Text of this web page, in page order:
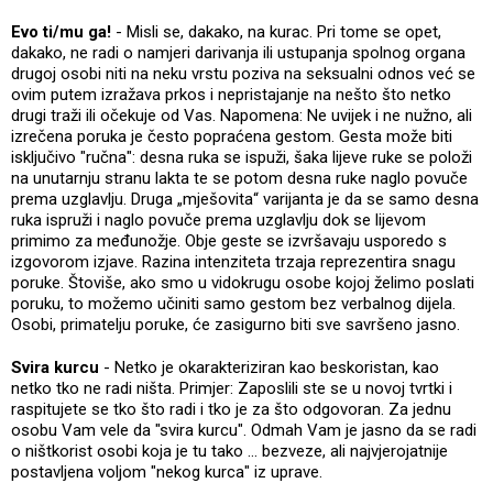
Evo ti/mu ga! - Misli se, dakako, na kurac. Pri tome se opet,
dakako, ne radi o namjeri darivanja ili ustupanja spolnog organa
drugoj osobi niti na neku vrstu poziva na seksualni odnos već se
ovim putem izražava prkos i nepristajanje na nešto što netko
drugi traži ili očekuje od Vas. Napomena: Ne uvijek i ne nužno, ali
izrečena poruka je često popraćena gestom. Gesta može biti
isključivo "ručna": desna ruka se ispuži, šaka lijeve ruke se položi
na unutarnju stranu lakta te se potom desna ruke naglo povuče
prema uzglavlju. Druga „mješovita“ varijanta je da se samo desna
ruka ispruži i naglo povuče prema uzglavlju dok se lijevom
primimo za međunožje. Obje geste se izvršavaju usporedo s
izgovorom izjave. Razina intenziteta trzaja reprezentira snagu
poruke. Štoviše, ako smo u vidokrugu osobe kojoj želimo poslati
poruku, to možemo učiniti samo gestom bez verbalnog dijela.
Osobi, primatelju poruke, će zasigurno biti sve savršeno jasno.
Svira kurcu - Netko je okarakteriziran kao beskoristan, kao
netko tko ne radi ništa. Primjer: Zaposlili ste se u novoj tvrtki i
raspitujete se tko što radi i tko je za što odgovoran. Za jednu
osobu Vam vele da "svira kurcu". Odmah Vam je jasno da se radi
o ništkorist osobi koja je tu tako ... bezveze, ali najvjerojatnije
postavljena voljom "nekog kurca" iz uprave.